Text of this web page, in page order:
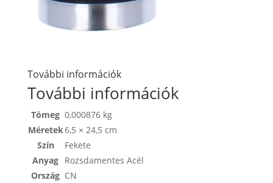
További információk
További információk
Tömeg 0,000876 kg
Méretek6,5 × 24,5 cm
Szín
Fekete
Anyag Rozsdamentes Acél
Ország CN